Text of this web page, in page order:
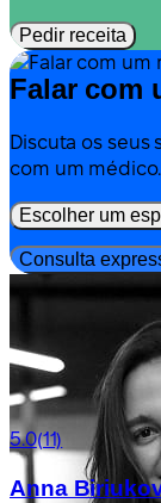
Pedir receita
Falar com
Discuta os
com um médico.
Escolher um
Consulta
5.0(11)
Anna